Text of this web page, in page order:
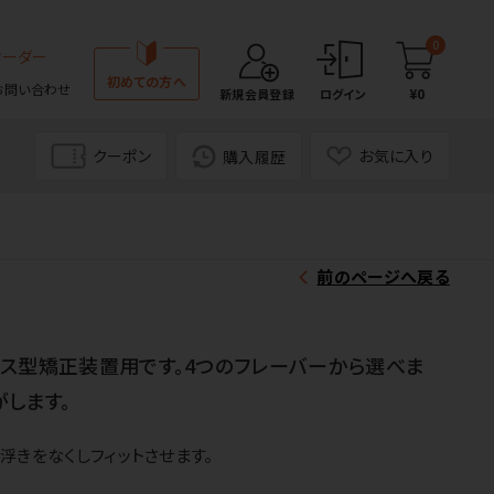
ダー
問い合わせ 初めての方へ
新規会員登録 ログイン
0
¥0
クーポン 購入履歴 お気に入り
前のページへ戻る
型矯正装置用です。4つのフレーバーから選べま
ます。
をなくしフィットさせます。